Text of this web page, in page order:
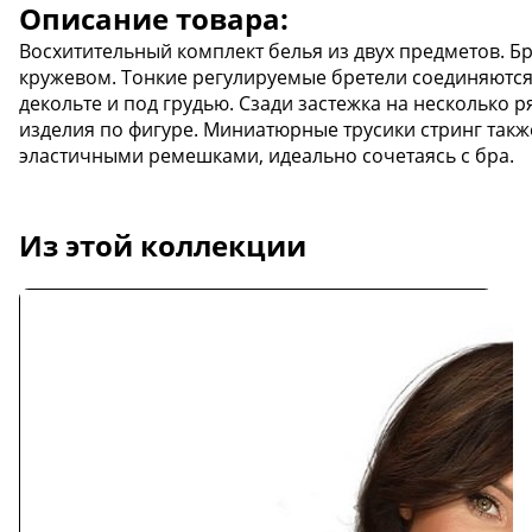
Описание товара:
Восхитительный комплект белья из двух предметов.
кружевом. Тонкие регулируемые бретели
декольте и под грудью. Сзади застежка на
изделия по фигуре. Миниатюрные трусики стринг
эластичными ремешками, идеально сочетаясь с бра.
Из этой коллекции